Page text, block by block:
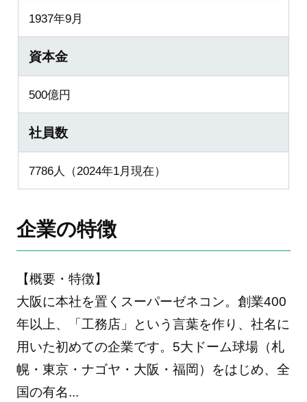
1937年9月
資本金
500億円
社員数
7786人（2024年1月現在）
企業の特徴
【概要・特徴】
大阪に本社を置くスーパーゼネコン。創業400
年以上、「工務店」という言葉を作り、社名に
用いた初めての企業です。5大ドーム球場（札
幌・東京・ナゴヤ・大阪・福岡）をはじめ、全
国の有名...